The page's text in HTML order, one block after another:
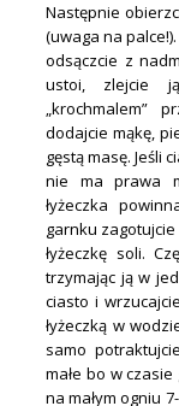
Następnie
(uwaga na
odsączcie z
ustoi, zlejcie
„krochmalem”
dodajcie mąkę,
gęstą masę. Jeśli
nie ma prawa
łyżeczka
garnku
łyżeczkę soli.
trzymając ją w
ciasto i
łyżeczką w
samo
małe bo w
na małym ogniu